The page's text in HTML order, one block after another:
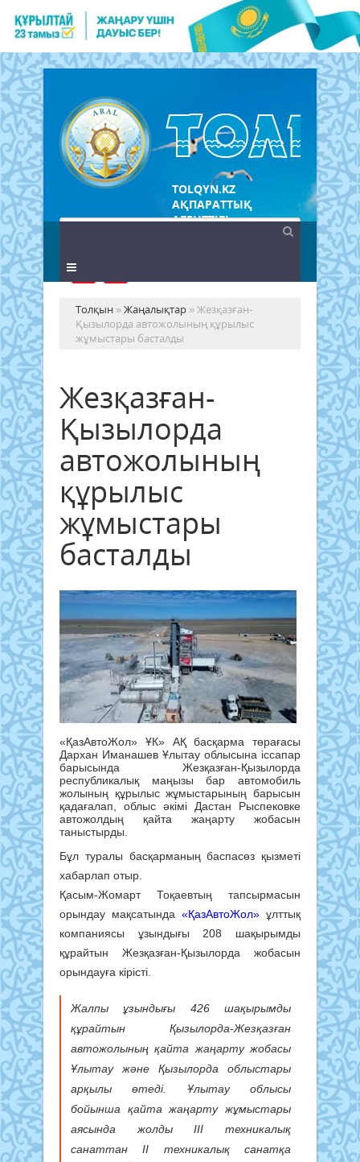
TOLQYN.KZ
АҚПАРАТТЫҚ
АГЕНТТІГІ
Толқын »Жаңалықтар » Жезқазған-
Қызылорда автожолының құрылыс
жұмыстары басталды
Жезқазған-
Қызылорда
автожолының
құрылыс
жұмыстары
басталды
«ҚазАвтоЖол» ҰК» АҚ басқарма төрағасы
Дархан Иманашев Ұлытау облысына іссапар
барысында Жезқазған-Қызылорда
республикалық маңызы бар автомобиль
жолының құрылыс жұмыстарының барысын
қадағалап, облыс әкімі Дастан Рыспековке
автожолдың қайта жаңарту жобасын
таныстырды.
Бұл туралы басқарманың баспасөз қызметі
хабарлап отыр.
Қасым-Жомарт Тоқаевтың тапсырмасын
орындау мақсатында «ҚазАвтоЖол» ұлттық
компаниясы ұзындығы 208 шақырымды
құрайтын Жезқазған-Қызылорда жобасын
орындауға кірісті.
Жалпы ұзындығы 426 шақырымды
құрайтын Қызылорда-Жезқазған
автожолының қайта жаңарту жобасы
Ұлытау және Қызылорда облыстары
арқылы өтеді. Ұлытау облысы
бойынша қайта жаңарту жұмыстары
аясында жолды ІІІ техникалық
санаттан ІІ техникалық санатқа